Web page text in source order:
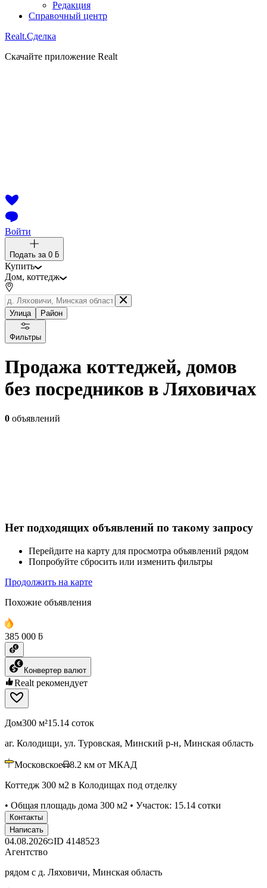
Редакция
Справочный центр
Realt.Сделка
Скачайте приложение Realt
Войти
Подать за 0 ƃ
Купить
Дом, коттедж
Улица Район
Фильтры
Продажа коттеджей, домов
без посредников в Ляховичах
0 объявлений
Нет подходящих объявлений по такому запросу
Перейдите на карту для просмотра объявлений рядом
Попробуйте сбросить или изменить фильтры
Продолжить на карте
Похожие объявления
385 000 ƃ
Конвертер валют
Realt рекомендует
Дом300 м²15.14 соток
аг. Колодищи, ул. Туровская, Минский р-н, Минская область
Московское 8.2 км от МКАД
Коттедж 300 м2 в Колодищах под отделку
• Общая площадь дома 300 м2 • Участок: 15.14 сотки
Контакты
Написать
04.08.2026 ID 4148523
Агентство
рядом с д. Ляховичи, Минская область